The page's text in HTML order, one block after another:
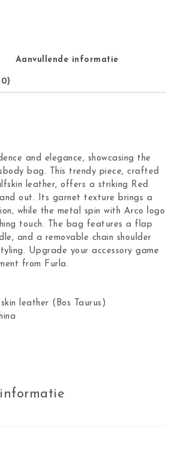
Aanvullende informatie
and elegance, showcasing the
bag. This trendy piece, crafted
leather, offers a striking Red
out. Its garnet texture brings a
while the metal spin with Arco logo
touch. The bag features a flap
and a removable chain shoulder
Upgrade your accessory game
from Furla.
leather (Bos Taurus)